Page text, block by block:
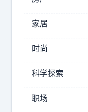
美
国
高
估
芯
携
转
后
死
家居
时尚
科学探索
职场